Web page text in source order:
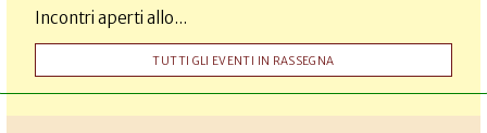
Incontri aperti allo...
TUTTI GLI EVENTI IN RASSEGNA